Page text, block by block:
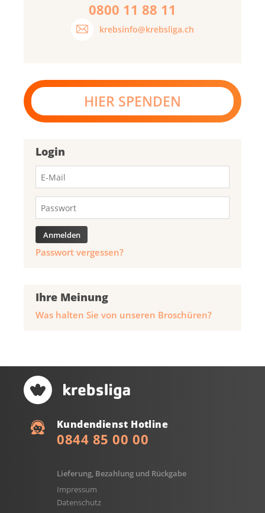
0800 11 88 11
krebsinfo@krebsliga.ch
HIER SPENDEN
Login
Passwort vergessen?
Ihre Meinung
Was halten Sie von unseren Broschüren?
Kundendienst Hotline
0844 85 00 00
Lieferung, Bezahlung und Rückgabe
Impressum
Datenschutz